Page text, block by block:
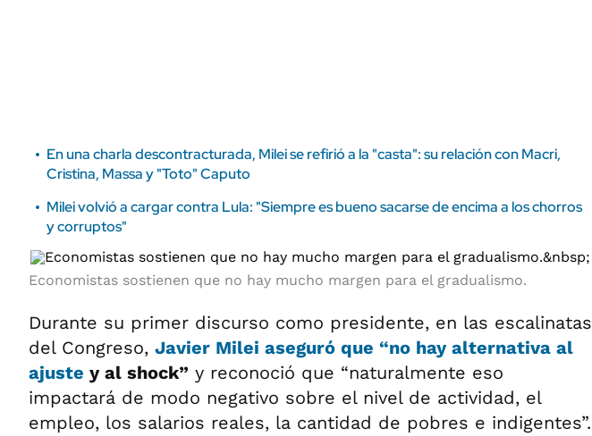
En una charla descontracturada, Milei se refirió a la "casta": su relación con Macri,
Cristina, Massa y "Toto" Caputo
Milei volvió a cargar contra Lula: "Siempre es bueno sacarse de encima a los chorros
y corruptos"
Economistas sostienen que no hay mucho margen para el gradualismo.
Durante su primer discurso como presidente, en las escalinatas
del Congreso, Javier Milei aseguró que “no hay alternativa al
ajuste y al shock” y reconoció que “naturalmente eso
impactará de modo negativo sobre el nivel de actividad, el
empleo, los salarios reales, la cantidad de pobres e indigentes”.